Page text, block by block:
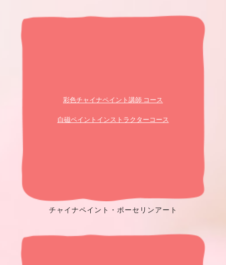
彩色チャイナペイント講師 コース
白磁ペイントインストラクターコース
チャイナペイント・ ポーセリンアート